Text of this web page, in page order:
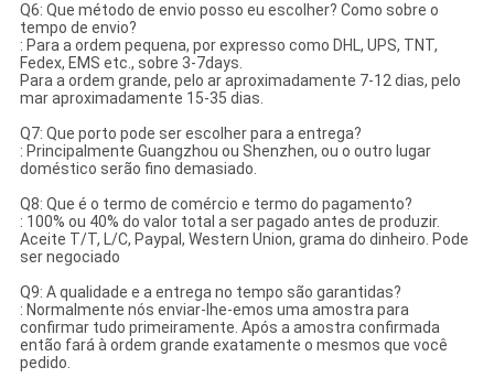
Q6: Que método de envio posso eu escolher? Como sobre o
tempo de envio?
: Para a ordem pequena, por expresso como DHL, UPS, TNT,
Fedex, EMS etc., sobre 3-7days.
Para a ordem grande, pelo ar aproximadamente 7-12 dias, pelo
mar aproximadamente 15-35 dias.
Q7: Que porto pode ser escolher para a entrega?
: Principalmente Guangzhou ou Shenzhen, ou o outro lugar
doméstico serão fino demasiado.
Q8: Que é o termo de comércio e termo do pagamento?
: 100% ou 40% do valor total a ser pagado antes de produzir.
Aceite T/T, L/C, Paypal, Western Union, grama do dinheiro. Pode
ser negociado
Q9: A qualidade e a entrega no tempo são garantidas?
: Normalmente nós enviar-lhe-emos uma amostra para
confirmar tudo primeiramente. Após a amostra confirmada
então fará à ordem grande exatamente o mesmos que você
pedido.